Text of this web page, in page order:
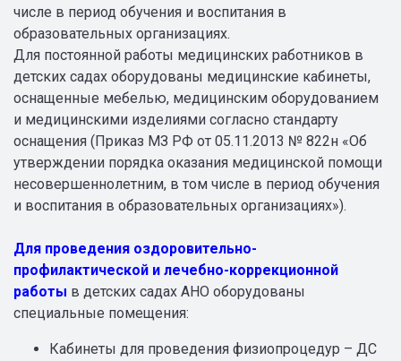
числе в период обучения и воспитания в
образовательных организациях.
Для постоянной работы медицинских работников в
детских садах оборудованы медицинские кабинеты,
оснащенные мебелью, медицинским оборудованием
и медицинскими изделиями согласно стандарту
оснащения (Приказ МЗ РФ от 05.11.2013 № 822н «Об
утверждении порядка оказания медицинской помощи
несовершеннолетним, в том числе в период обучения
и воспитания в образовательных организациях»).
Для проведения оздоровительно-
профилактической и лечебно-коррекционной
работы в детских садах АНО оборудованы
специальные помещения:
Кабинеты для проведения физиопроцедур – ДС